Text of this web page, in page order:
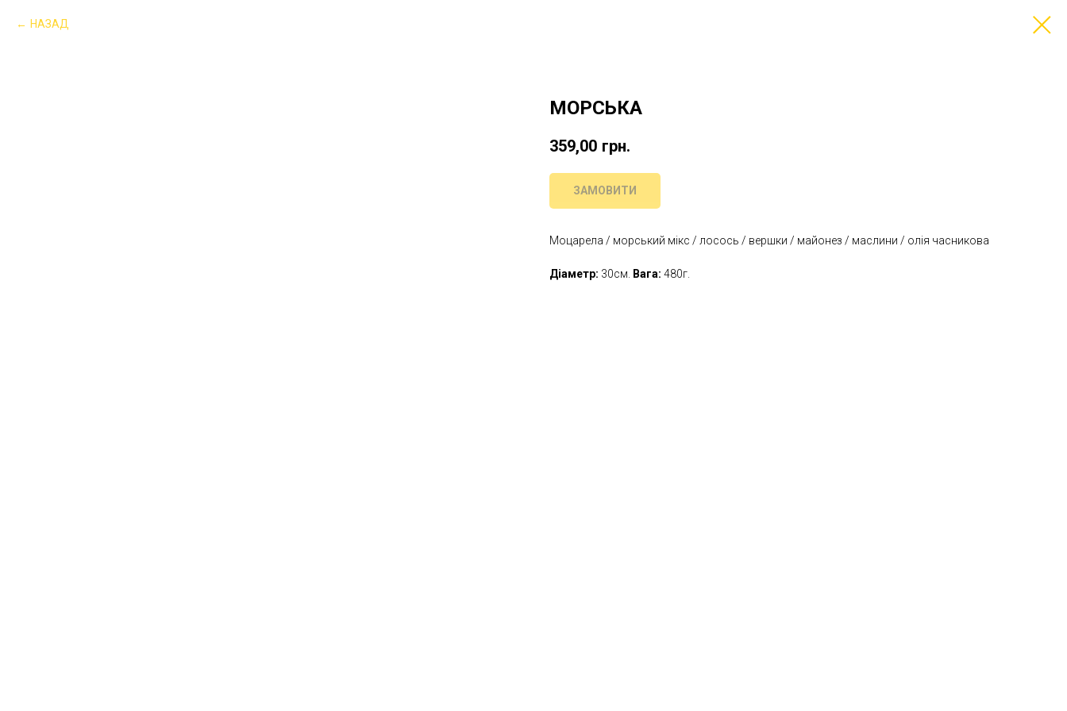
НАЗАД
МОРСЬКА
359,00 грн.
ЗАМОВИТИ
Моцарела / морський мікс / лосось / вершки / майонез / маслини / олія часникова
Діаметр: 30см. Вага: 480г.